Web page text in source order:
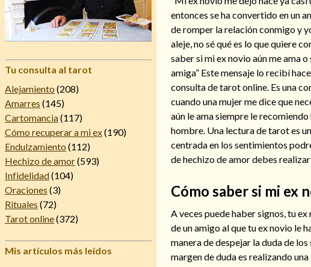
Tu consulta al tarot
Alejamiento (208)
Amarres (145)
Cartomancia(117)
Cómo recuperar a mi ex(190)
Endulzamiento (112)
Hechizo de amor(593)
Infidelidad(104)
Oraciones (3)
Rituales (72)
Tarot online(372)
Mis artículos más leídos
entonces se ha convertido en un
de romper la relación conmigo y
aleje, no sé qué es lo que quiere
saber si mi ex novio aún me ama
amiga” Este mensaje lo recibí
consulta de tarot online. Es una
cuando una mujer me dice que
aún le ama siempre le
hombre. Una lectura de tarot es
centrada en los sentimientos
de hechizo de amor debes
Cómo saber si mi ex
A veces puede haber signos, tu
de un amigo al que tu ex novio le
manera de despejar la duda de
margen de duda es realizando